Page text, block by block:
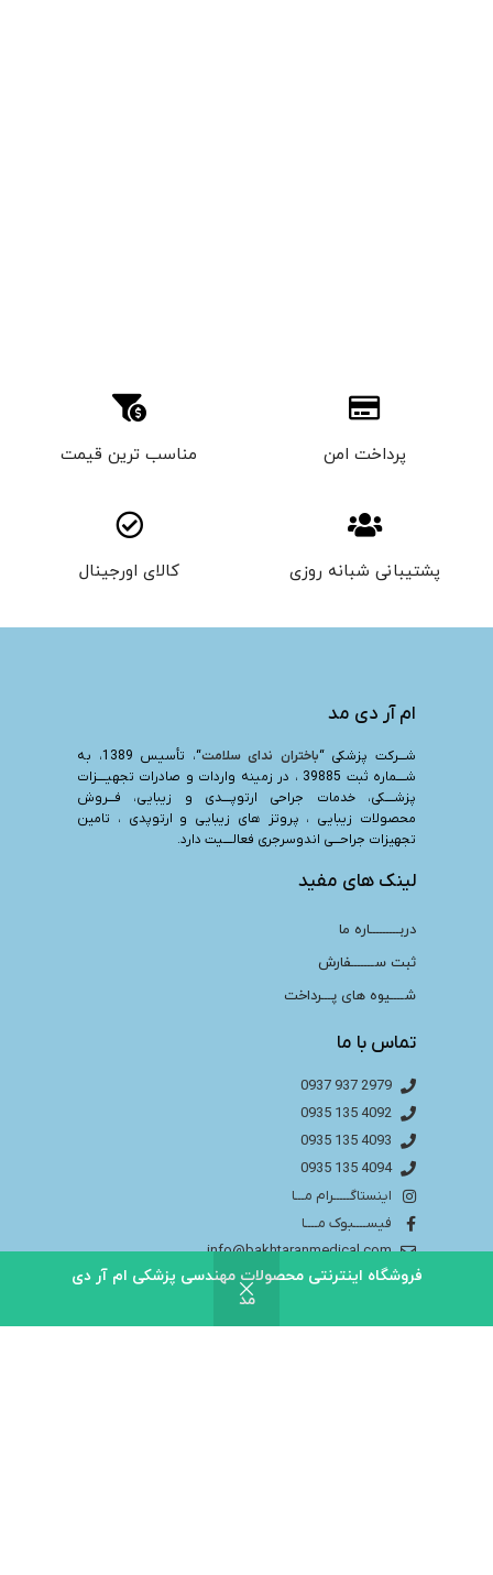
فروشگاه اینترنتی محصولات مهندسی پزشکی ام آر دی
مد
پرداخت امن مناسب ترین قیمت
پشتیبانی شبانه روزی کالای اورجینال
ام آر دی مد
شـــرکت پزشکی “باختران ندای سلامت
“، تأسیس 1389، به
شــــماره ثبت 39885 ، در زمینه واردات و صادرات تجهیــــزات
پزشــــکی، خدمات جراحی ارتوپــــدی و زیبایی، فـــروش
محصولات زیبایی ، پروتز های زیبایی و ارتوپدی ، تامین
تجهیزات جراحـــی اندوسرجری فعالــــیت دارد.
لینک های مفید
دربـــــــــاره ما
ثبت ســـــــفارش
شــــیوه های پـــرداخت
تماس با ما
2979 937 0937
4092 135 0935
4093 135 0935
4094 135 0935
اینستاگـــــرام مـــا
فیســــبوک مــــا
info@bakhtaranmedical.com